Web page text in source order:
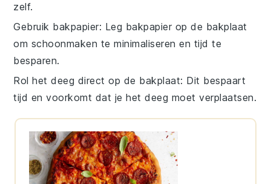
zelf.
Gebruik bakpapier: Leg bakpapier op de bakplaat
om schoonmaken te minimaliseren en tijd te
besparen.
Rol het deeg direct op de bakplaat: Dit bespaart
tijd en voorkomt dat je het deeg moet verplaatsen.